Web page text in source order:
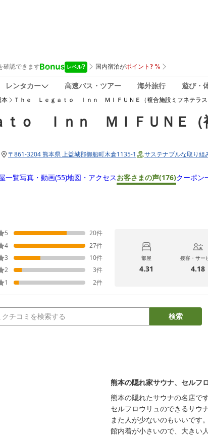
レンタカー 高速バス・ツアー 海外旅行 遊び・
本 Ｔｈｅ Ｌｅｇａｔｏ Ｉｎｎ ＭＩＦＵＮＥ（複合施設ミフネテラ
ｔｏ Ｉｎｎ ＭＩＦＵＮＥ（
〒861-3204 熊本県 上益城郡御船町木倉1135-1 サステナブルな取り組
一覧写真・動画(55)地図・アクセスお客さまの声(176)クーポン
5 20件
4
27件
3
10件
2
3件
1
2件
部屋
4.31
接客・サー
4.18
検索
熊本の隠れ家サウナ、セルフ
熊本の隠れたサウナの名店です
セルフロウリュのできるサウ
また人が少ないのもいいです。
館内着が小さいので、大きい